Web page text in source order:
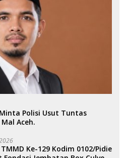
Polisi Usut Tuntas
Aceh.
Ke-129 Kodim 0102/Pidie